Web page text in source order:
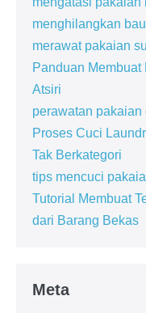
menghilangkan
merawat pakaian
Panduan
Atsiri
perawatan pakaian
Proses Cuci
Tak Berkategori
tips mencuci
Tutorial Membuat
dari Barang Bekas
Meta